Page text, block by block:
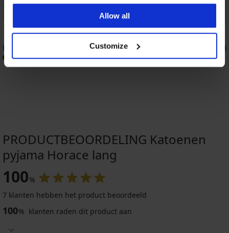
Allow all
Customize
4,9
Bh Push Perfect Bardot voorgevormd
67,99 €
Bh Simplicity T-Shirt
26,99 €
PRODUCTBEOORDELING Katoenen
pyjama Horace lang
100%
7 klanten hebben het product beoordeeld
100% klanten raden dit product aan